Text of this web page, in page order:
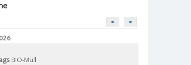
< >
BIO-Müll